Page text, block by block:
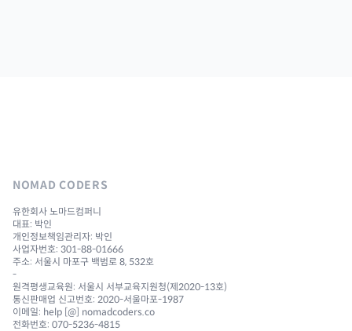
NOMAD CODERS
유한회사 노마드컴퍼니
대표: 박인
개인정보책임관리자: 박인
사업자번호: 301-88-01666
주소: 서울시 마포구 백범로 8, 532호
-
원격평생교육원: 서울시 서부교육지원청(제2020-13호)
통신판매업 신고번호: 2020-서울마포-1987
이메일: help [@] nomadcoders.co
전화번호: 070-5236-4815